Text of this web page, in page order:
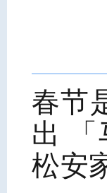
春节
出
松安